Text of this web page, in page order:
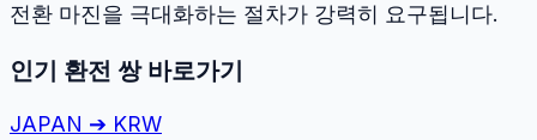
전환 마진을 극대화하는 절차가 강력히 요구됩니다.
인기 환전 쌍 바로가기
JAPAN ➔ KRW